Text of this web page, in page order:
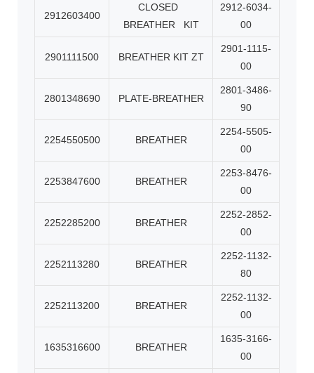
2912603400
CLOSED
BREATHER
KIT
2912-6034-
00
2901111500 BREATHER KIT ZT
2901-1115-
00
2801348690 PLATE-BREATHER
2801-3486-
90
2254550500 BREATHER
2254-5505-
00
2253847600 BREATHER
2253-8476-
00
2252285200 BREATHER
2252-2852-
00
2252113280 BREATHER
2252-1132-
80
2252113200 BREATHER
2252-1132-
00
1635316600 BREATHER
1635-3166-
00